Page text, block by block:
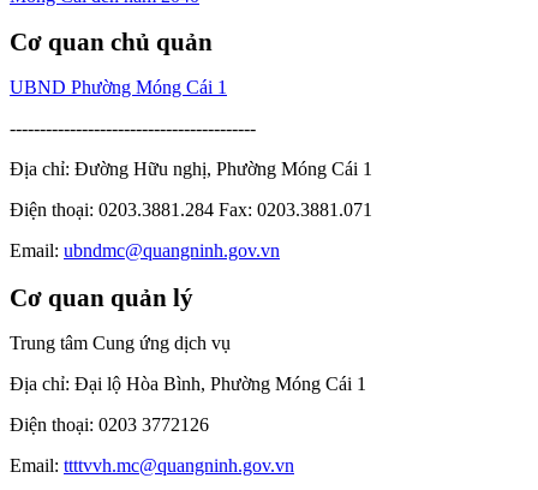
Cơ quan chủ quản
UBND Phường Móng Cái 1
-----------------------------------------
Địa chỉ: Đường Hữu nghị, Phường Móng Cái 1
Điện thoại: 0203.3881.284 Fax: 0203.3881.071
Email: ubndmc@quangninh.gov.vn
Cơ quan quản lý
Trung tâm Cung ứng dịch vụ
Địa chỉ: Đại lộ Hòa Bình, Phường Móng Cái 1
Điện thoại: 0203 3772126
Email: ttttvvh.mc@quangninh.gov.vn